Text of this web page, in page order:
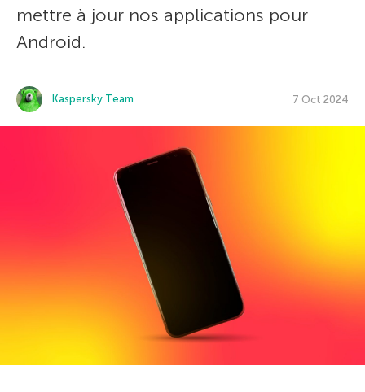
mettre à jour nos applications pour
Android.
Kaspersky Team 7 Oct 2024